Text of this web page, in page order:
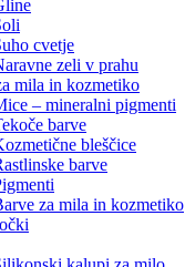
cvetje
zeli v prahu
mila in kozmetiko
– mineralni pigmenti
barve
bleščice
barve
za mila in kozmetiko